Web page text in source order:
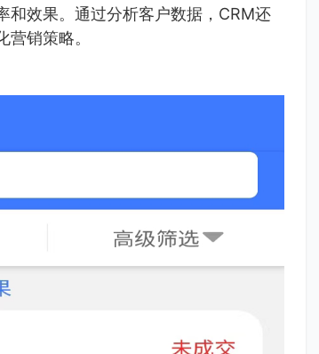
和效果。通过分析客户数据，CRM还
销策略。